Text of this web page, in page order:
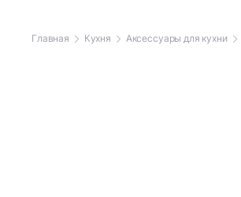
Главная Кухня Аксессуары для кухни